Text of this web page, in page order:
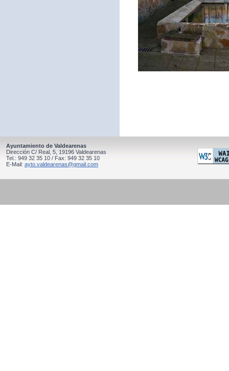
Ayuntamiento de Valdearenas
Dirección C/ Real, 5, 19196 Valdearenas
Tel.: 949 32 35 10 / Fax: 949 32 35 10
E-Mail: ayto.valdearenas@gmail.com